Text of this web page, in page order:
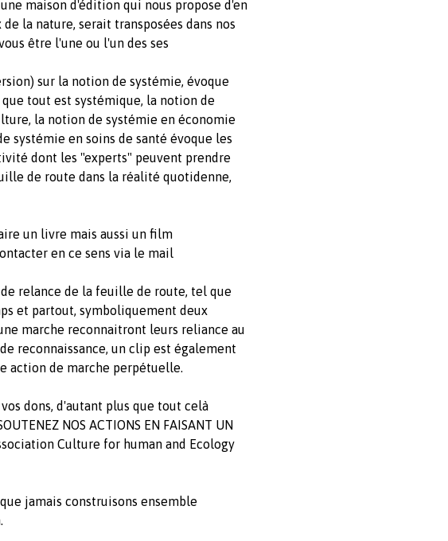
maison d'édition qui nous propose d'en
la nature, serait transposées dans nos
être l'une ou l'un des ses
sur la notion de systémie, évoque
tout est systémique, la notion de
la notion de systémie en économie
systémie en soins de santé évoque les
dont les "experts" peuvent prendre
de route dans la réalité quotidenne,
un livre mais aussi un film
en ce sens via le mail
relance de la feuille de route, tel que
et partout, symboliquement deux
marche reconnaitront leurs reliance au
reconnaissance, un clip est également
action de marche perpétuelle.
dons, d'autant plus que tout celà
NOS ACTIONS EN FAISANT UN
Culture for human and Ecology
jamais construisons ensemble